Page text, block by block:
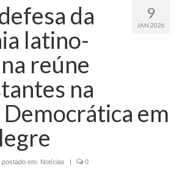
9
JAN 2026
da
latino-
reúne
na
Democrática em
postado em: Notícias | 0